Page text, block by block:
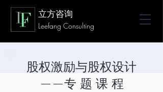
立方咨询
Leefang Consulting
股权激励与股权设计
——专 题 课 程